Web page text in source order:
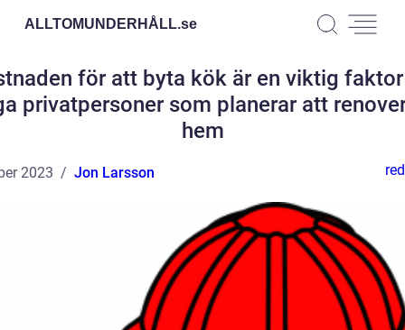
ALLTOMUNDERHÅLL.se
för att byta kök är en viktig
privatpersoner som planerar att
hem
2023 Jon Larsson